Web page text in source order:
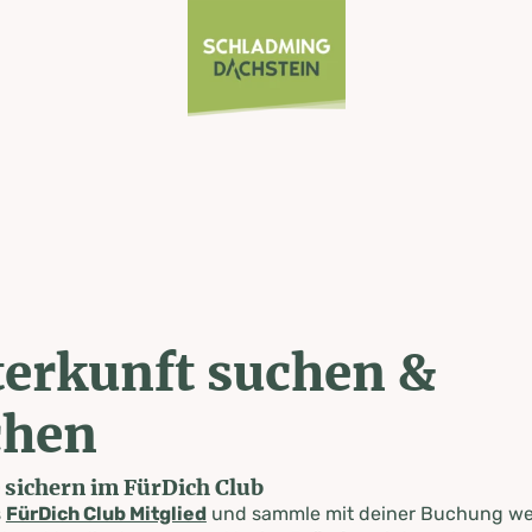
suchen &
im FürDich Club
FürDich Club Mitgliedund sammle mit deiner Buchung